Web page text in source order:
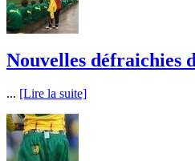
Nouvelles défraichies
... [Lire la suite]